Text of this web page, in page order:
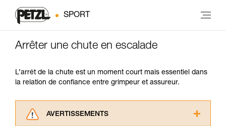
SPORT
Arrêter une chute en escalade
L’arrêt de la chute est un moment court mais essentiel dans
la relation de confiance entre grimpeur et assureur.
AVERTISSEMENTS